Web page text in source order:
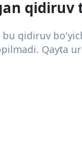
qidiruv
bu qidiruv
Qayta